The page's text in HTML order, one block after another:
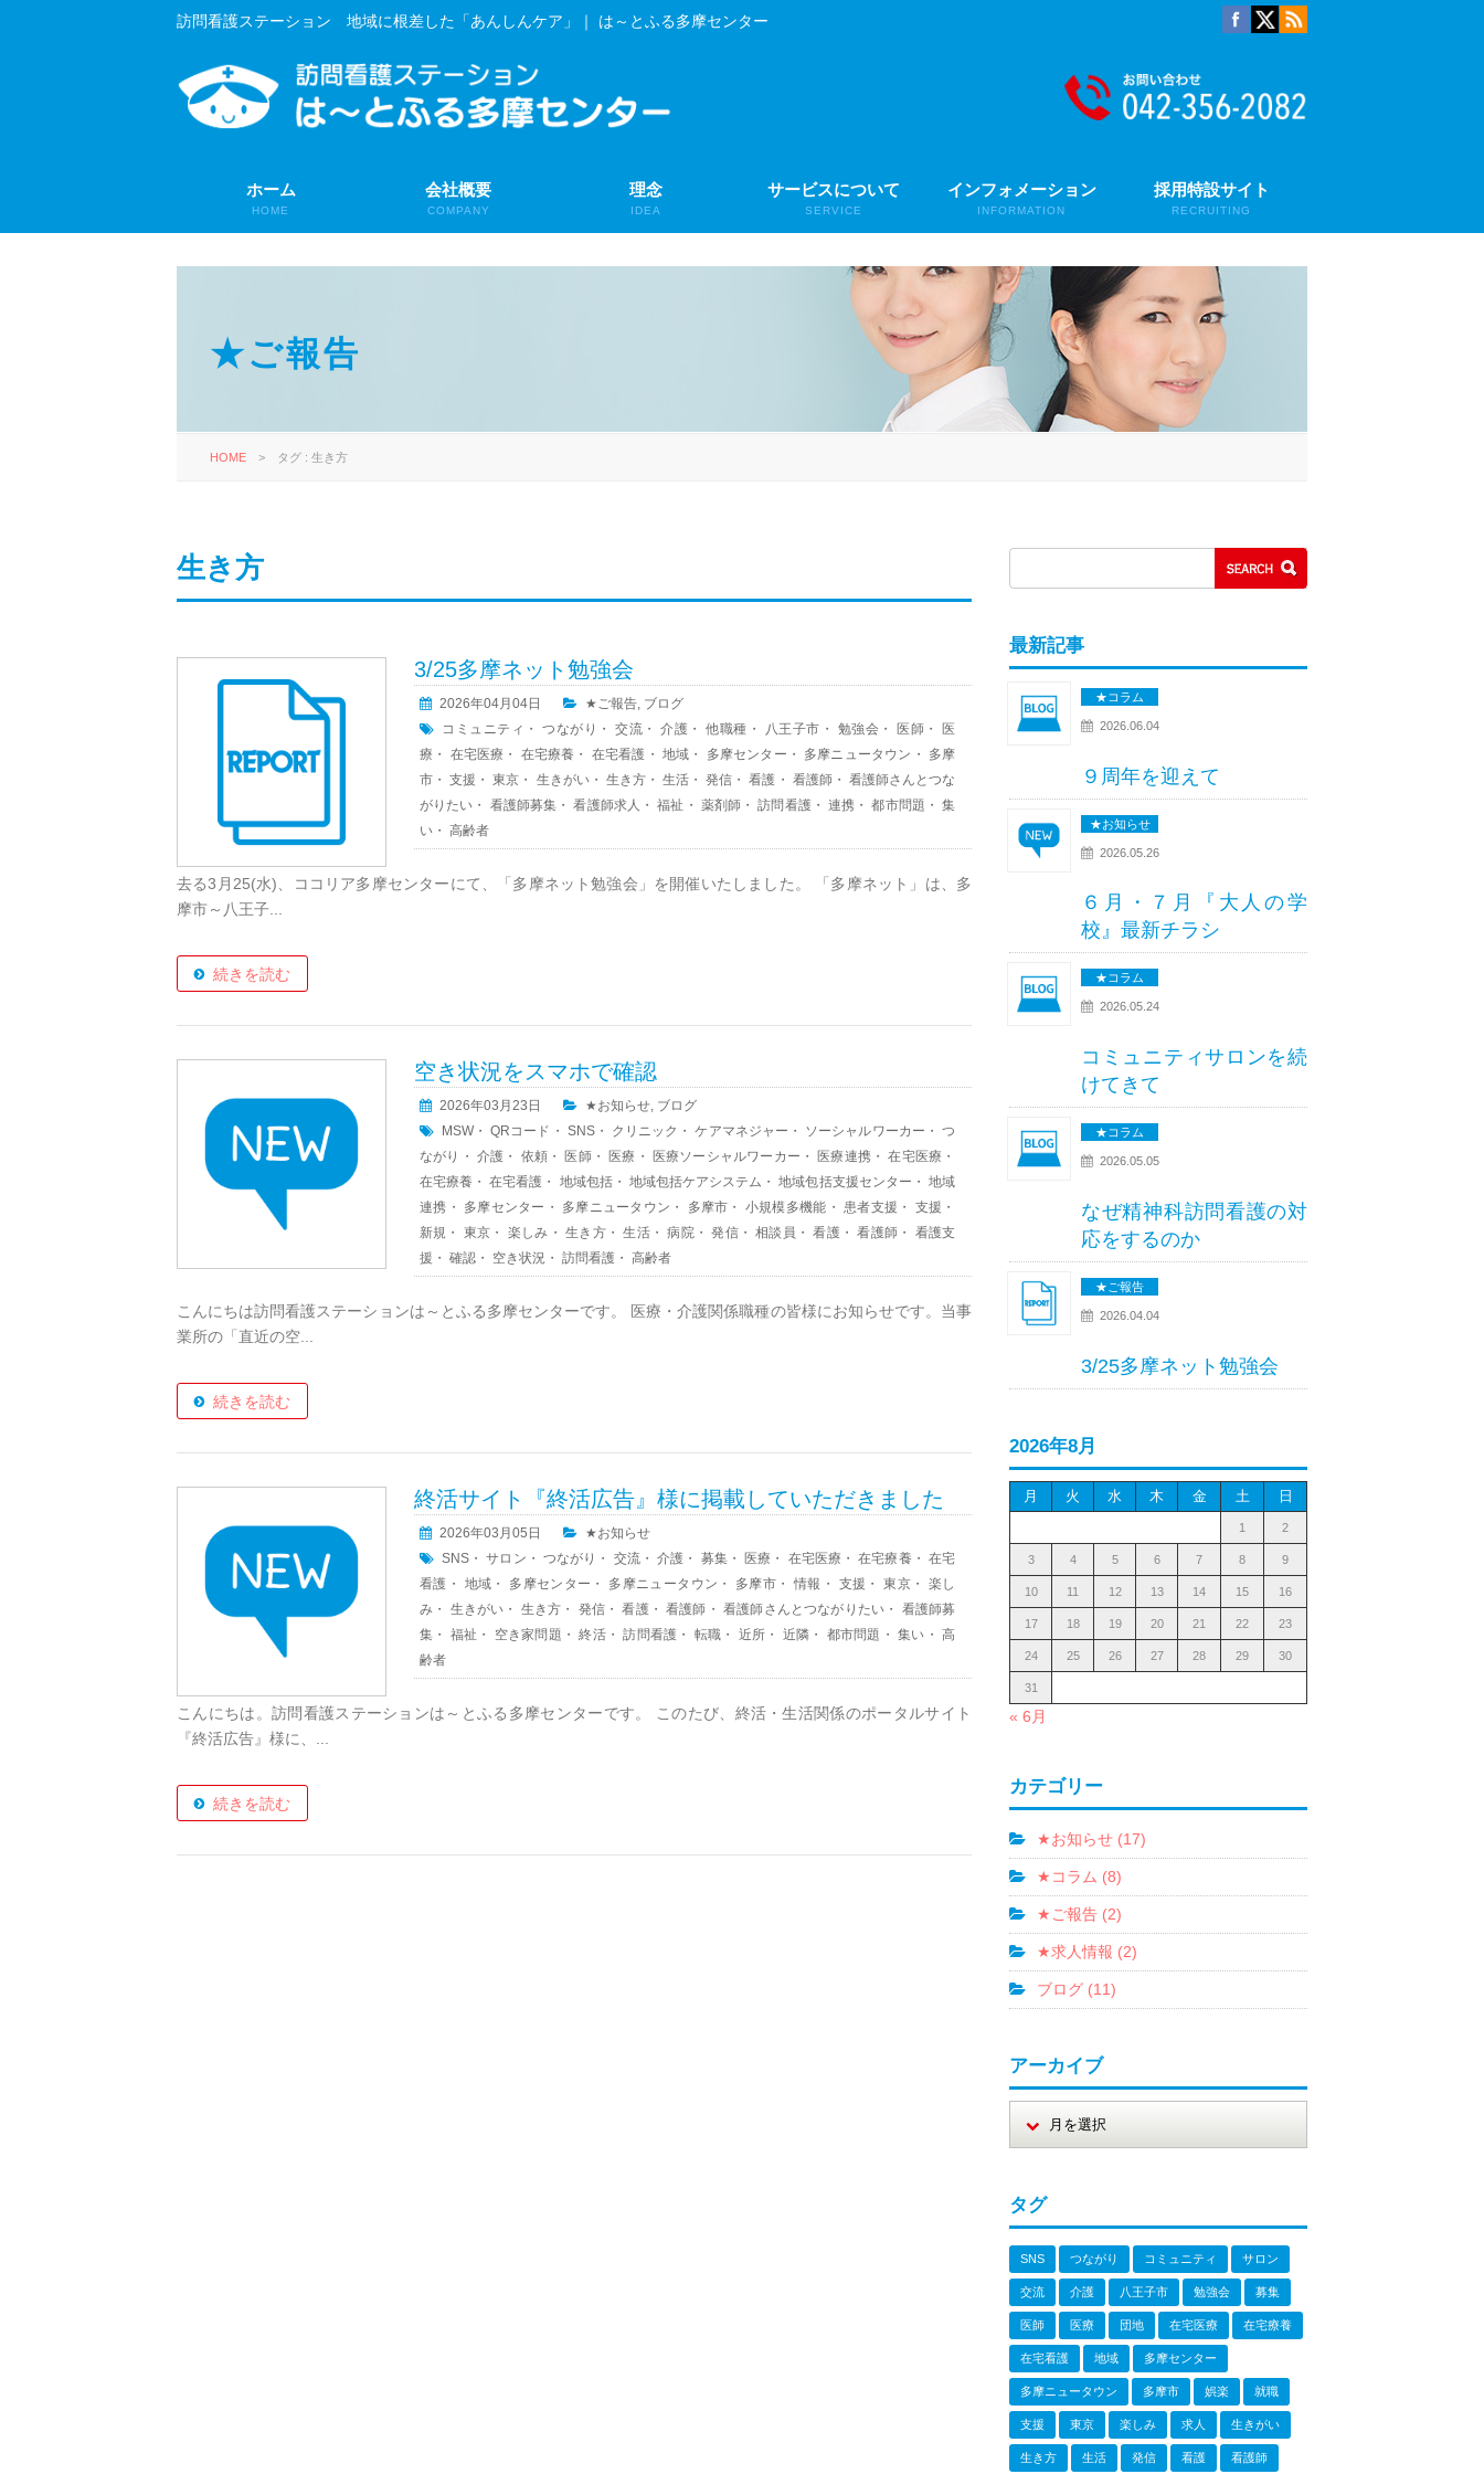
訪問看護ステーション 地域に根差した「あんしんケア」｜ は～とふる多摩センター
ホーム
HOME
会社概要
COMPANY
理念
IDEA
サービスについて
SERVICE
インフォメーション
INFORMATION
採用特設サイト
RECRUITING
★ご報告
HOME > タグ : 生き方
生き方
3/25多摩ネット勉強会
2026年04月04日 ★ご報告 ブログ
コミュニティ ・つながり ・交流 ・介護 ・他職種 ・ 八王子市 ・ 勉強会 ・ 医師 ・ 医
療 ・ 在宅医療 ・ 在宅療養 ・ 在宅看護 ・ 地域 ・ 多摩センター ・ 多摩ニュータウン ・ 多摩
市 ・支援 ・東京 ・ 生きがい・ 生き方・生活 ・発信 ・看護 ・ 看護師・ 看護師さんとつな
がりたい ・ 看護師募集 ・看護師求人 ・福祉 ・ 薬剤師 ・訪問看護・連携 ・都市問題 ・集
い ・ 高齢者
去る3月25(水)、ココリア多摩センターにて、「多摩ネット勉強会」を開催いたしました。 「多摩ネット」は、多
摩市～八王子...
続きを読む
空き状況をスマホで確認
2026年03月23日 ★お知らせ ブログ
MSW ・QRコード ・ SNS・ クリニック ・ケアマネジャー ・ ソーシャルワーカー ・つ
ながり
・ 介護 ・ 依頼 ・ 医師・ 医療 ・ 医療ソーシャルワーカー ・ 医療連携 ・在宅医療 ・
在宅療養 ・在宅看護 ・ 地域包括・ 地域包括ケアシステム ・地域包括支援センター ・ 地域
連携 ・ 多摩センター ・ 多摩ニュータウン ・ 多摩市 ・ 小規模多機能 ・ 患者支援 ・ 支援 ・
新規 ・ 東京 ・ 楽しみ ・生き方・生活・病院・発信・相談員 ・看護・看護師 ・ 看護支
援 ・ 確認 ・ 空き状況 ・ 訪問看護 ・ 高齢者
こんにちは訪問看護ステーションは～とふる多摩センターです。 医療・介護関係職種の皆様にお知らせです。当事
業所の「直近の空...
続きを読む
終活サイト『終活広告』様に掲載していただきました
2026年03月05日
★お知らせ
SNS ・サロン ・ つながり ・ 交流・介護 ・ 募集・ 医療 ・ 在宅医療 ・在宅療養 ・ 在宅
看護 ・ 地域 ・ 多摩センター ・ 多摩ニュータウン ・ 多摩市 ・情報 ・ 支援 ・東京・ 楽し
み ・ 生きがい ・ 生き方 ・ 発信・看護・看護師 ・看護師さんとつながりたい ・ 看護師募
集 ・ 福祉 ・ 空き家問題 ・終活・訪問看護 ・ 転職 ・ 近所 ・ 近隣 ・ 都市問題 ・集い ・高
齢者
こんにちは。訪問看護ステーションは～とふる多摩センターです。 このたび、終活・生活関係のポータルサイト
『終活広告』様に、...
続きを読む
最新記事
★コラム
2026.06.04
９周年を迎えて
★お知らせ
2026.05.26
６月・７月『大人の学
校』最新チラシ
★コラム
2026.05.24
コミュニティサロンを続
けてきて
★コラム
2026.05.05
なぜ精神科訪問看護の対
応をするのか
★ご報告
2026.04.04
3/25多摩ネット勉強会
2026年8月
月 火 水 木 金 土 日
1 2
3 4 5 6 7 8 9
10 11 12 13 14 15 16
17 18 19 20 21 22 23
24 25 26 27 28 29 30
31
« 6月
カテゴリー
★お知らせ (17)
★コラム (8)
★ご報告 (2)
★求人情報 (2)
ブログ (11)
アーカイブ
タグ
SNS つながり コミュニティ サロン
交流 介護 八王子市 勉強会 募集
医師 医療 団地 在宅医療 在宅療養
在宅看護 地域 多摩センター
多摩ニュータウン 多摩市 娯楽 就職
支援 東京 楽しみ 求人 生きがい
生き方 生活 発信 看護 看護師